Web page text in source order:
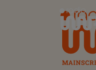
Radio